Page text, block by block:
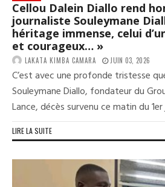
Cellou Dalein Diallo rend
journaliste Souleymane
héritage immense, celui
et courageux… »
LAKATA KIMBA CAMARA JUIN 03, 2026
C’est avec une profonde tristesse
Souleymane Diallo, fondateur du
Lance, décès survenu ce matin du 1er
LIRE LA SUITE